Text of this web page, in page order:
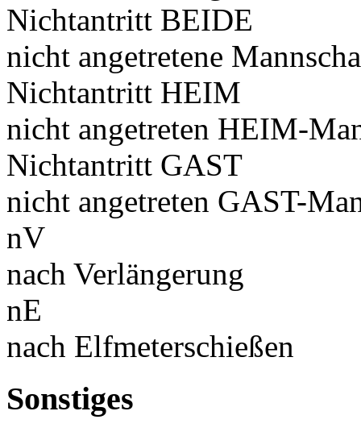
Nichtantritt BEIDE
nicht angetretene
Nichtantritt HEIM
nicht angetreten HEIM-
Nichtantritt GAST
nicht angetreten GAST-
nV
nach Verlängerung
nE
nach Elfmeterschießen
Sonstiges